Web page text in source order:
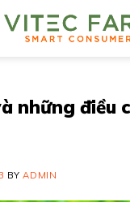
những điều
BYADMIN